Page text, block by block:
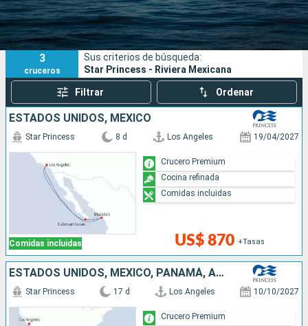
Fecha de salida
Puertos Compañías
Buscar
3
cruceros
Sus criterios de búsqueda:
Star Princess - Riviera Mexicana
Filtrar Ordenar
ESTADOS UNIDOS, MÉXICO
Comidas incluidas
Star Princess 8 d Los Angeles 19/04/2027
US$ 870 +Tasas
Crucero Premium
Cocina refinada
Comidas incluidas
ESTADOS UNIDOS, MÉXICO, PANAMÁ, ARUBA
Star Princess 17 d Los Angeles 10/10/2027
Crucero Premium